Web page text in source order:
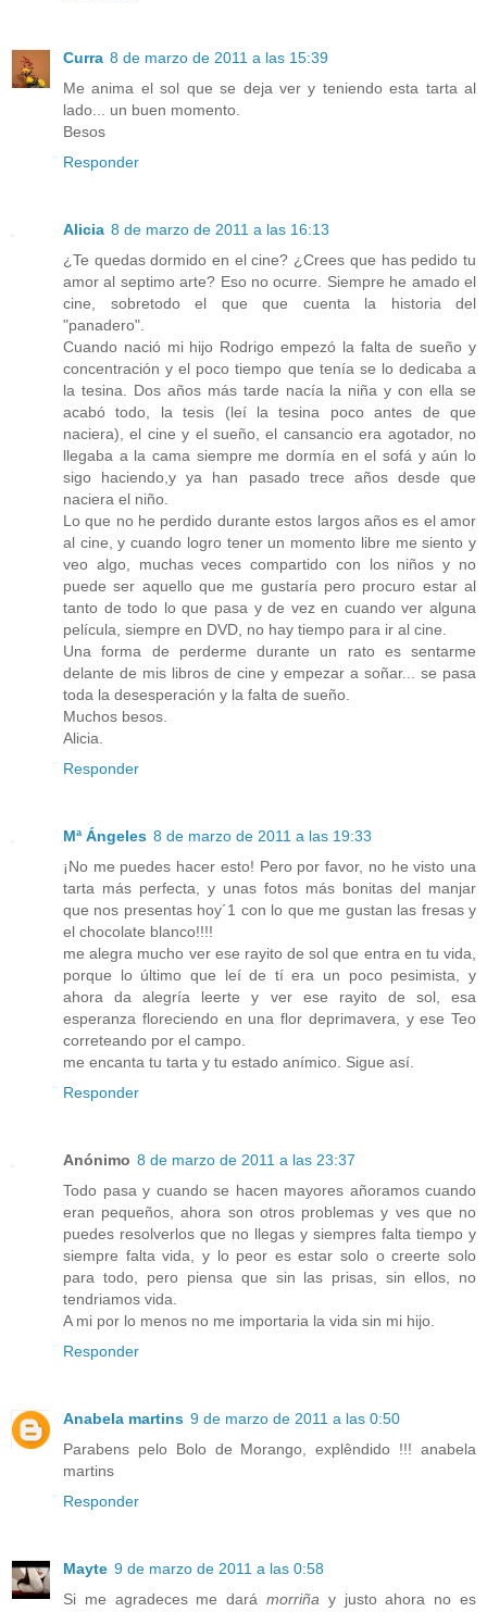
Curra 8 de marzo de 2011 a las 15:39
Me anima el sol que se deja ver y teniendo esta tarta al
lado... un buen momento.
Besos
Responder
Alicia 8 de marzo de 2011 a las 16:13
¿Te quedas dormido en el cine? ¿Crees que has pedido tu
amor al septimo arte? Eso no ocurre. Siempre he amado el
cine, sobretodo el que que cuenta la historia del
"panadero".
Cuando nació mi hijo Rodrigo empezó la falta de sueño y
concentración y el poco tiempo que tenía se lo dedicaba a
la tesina. Dos años más tarde nacía la niña y con ella se
acabó todo, la tesis (leí la tesina poco antes de que
naciera), el cine y el sueño, el cansancio era agotador, no
llegaba a la cama siempre me dormía en el sofá y aún lo
sigo haciendo,y ya han pasado trece años desde que
naciera el niño.
Lo que no he perdido durante estos largos años es el amor
al cine, y cuando logro tener un momento libre me siento y
veo algo, muchas veces compartido con los niños y no
puede ser aquello que me gustaría pero procuro estar al
tanto de todo lo que pasa y de vez en cuando ver alguna
película, siempre en DVD, no hay tiempo para ir al cine.
Una forma de perderme durante un rato es sentarme
delante de mis libros de cine y empezar a soñar... se pasa
toda la desesperación y la falta de sueño.
Muchos besos.
Alicia.
Responder
Mª Ángeles 8 de marzo de 2011 a las 19:33
¡No me puedes hacer esto! Pero por favor, no he visto una
tarta más perfecta, y unas fotos más bonitas del manjar
que nos presentas hoy´1 con lo que me gustan las fresas y
el chocolate blanco!!!!
me alegra mucho ver ese rayito de sol que entra en tu vida,
porque lo último que leí de tí era un poco pesimista, y
ahora da alegría leerte y ver ese rayito de sol, esa
esperanza floreciendo en una flor deprimavera, y ese Teo
correteando por el campo.
me encanta tu tarta y tu estado anímico. Sigue así.
Responder
Anónimo 8 de marzo de 2011 a las 23:37
Todo pasa y cuando se hacen mayores añoramos cuando
eran pequeños, ahora son otros problemas y ves que no
puedes resolverlos que no llegas y siempres falta tiempo y
siempre falta vida, y lo peor es estar solo o creerte solo
para todo, pero piensa que sin las prisas, sin ellos, no
tendriamos vida.
A mi por lo menos no me importaria la vida sin mi hijo.
Responder
Anabela martins 9 de marzo de 2011 a las 0:50
Parabens pelo Bolo de Morango, explêndido !!! anabela
martins
Responder
Mayte 9 de marzo de 2011 a las 0:58
Si me agradeces me dará morriña y justo ahora no es